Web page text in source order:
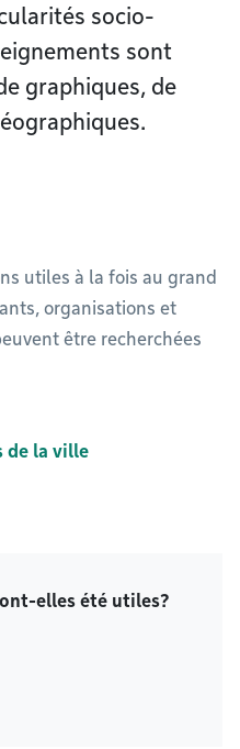
socio-
sont
graphiques, de
utiles à la fois au grand
organisations et
être recherchées
de la ville
elles été utiles?